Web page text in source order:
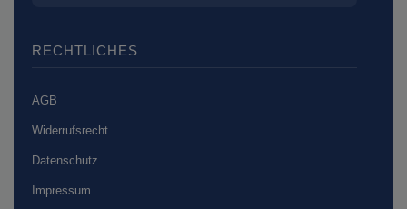
RECHTLICHES
AGB
Widerrufsrecht
Datenschutz
Impressum